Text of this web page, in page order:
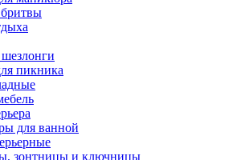
пикника
для ванной
зонтницы и ключницы